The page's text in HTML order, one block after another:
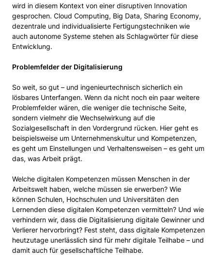
wird in diesem Kontext von einer disruptiven Innovation
gesprochen. Cloud Computing, Big Data, Sharing Economy,
dezentrale und individualisierte Fertigungstechniken wie
auch autonome Systeme stehen als Schlagwörter für diese
Entwicklung.
Problemfelder der Digitalisierung
So weit, so gut – und ingenieurtechnisch sicherlich ein
lösbares Unterfangen. Wenn da nicht noch ein paar weitere
Problemfelder wären, die weniger die technische Seite,
sondern vielmehr die Wechselwirkung auf die
Sozialgesellschaft in den Vordergrund rücken. Hier geht es
beispielsweise um Unternehmenskultur und Kompetenzen,
es geht um Einstellungen und Verhaltensweisen – es geht um
das, was Arbeit prägt.
Welche digitalen Kompetenzen müssen Menschen in der
Arbeitswelt haben, welche müssen sie erwerben? Wie
können Schulen, Hochschulen und Universitäten den
Lernenden diese digitalen Kompetenzen vermitteln? Und wie
verhindern wir, dass die Digitalisierung digitale Gewinner und
Verlierer hervorbringt? Fest steht, dass digitale Kompetenzen
heutzutage unerlässlich sind für mehr digitale Teilhabe – und
damit auch für gesellschaftliche Teilhabe.